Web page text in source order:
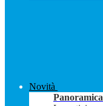
Novità
Panoramica